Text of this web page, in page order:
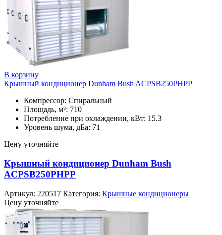
В корзину
Крышный кондиционер Dunham Bush ACPSB250PHPP
Компрессор: Спиральный
Площадь, м²: 710
Потребление при охлаждении, кВт: 15.3
Уровень шума, дБа: 71
Цену уточняйте
Крышный кондиционер Dunham Bush
ACPSB250PHPP
Артикул: 220517 Категория: Крышные кондиционеры
Цену уточняйте